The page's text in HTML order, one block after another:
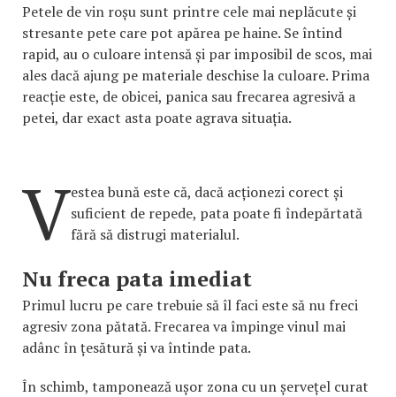
Petele de vin roșu sunt printre cele mai neplăcute și
stresante pete care pot apărea pe haine. Se întind
rapid, au o culoare intensă și par imposibil de scos, mai
ales dacă ajung pe materiale deschise la culoare. Prima
reacție este, de obicei, panica sau frecarea agresivă a
petei, dar exact asta poate agrava situația.
Vestea bună este că, dacă acționezi corect și
suficient de repede, pata poate fi îndepărtată
fără să distrugi materialul.
Nu freca pata imediat
Primul lucru pe care trebuie să îl faci este să nu freci
agresiv zona pătată. Frecarea va împinge vinul mai
adânc în țesătură și va întinde pata.
În schimb, tamponează ușor zona cu un șervețel curat